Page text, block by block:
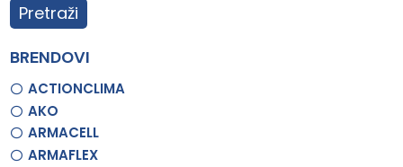
Pretraži
BRENDOVI
ACTIONCLIMA
AKO
ARMACELL
ARMAFLEX